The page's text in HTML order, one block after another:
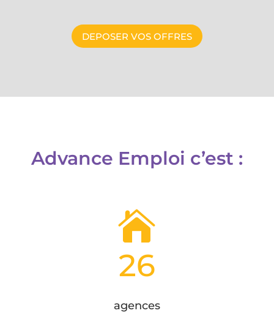
DEPOSER VOS OFFRES
Advance Emploi c’est :

26
agences